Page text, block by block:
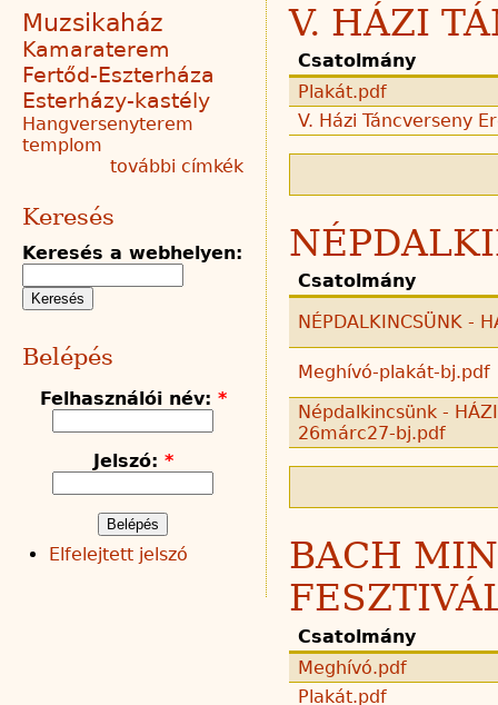
V. HÁZI
Csatolmány
Plakát.pdf
V. Házi Táncverseny
Csatolmány
NÉPDALKINCSÜNK -
Meghívó-plakát-bj.pdf
Népdalkincsünk - HÁZI
26márc27-bj.pdf
BACH
Csatolmány
Meghívó.pdf
Plakát.pdf
Muzsikaház
Kamaraterem
Fertőd-Eszterháza
Esterházy-kastély
Hangversenyterem
templom
további címkék
Keresés
Keresés a webhelyen:
Belépés
Felhasználói név: *
Jelszó: *
Elfelejtett jelszó